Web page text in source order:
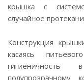
крышка с
случайное
Конструкция
касаясь
гигиеничность
полупрозрачному